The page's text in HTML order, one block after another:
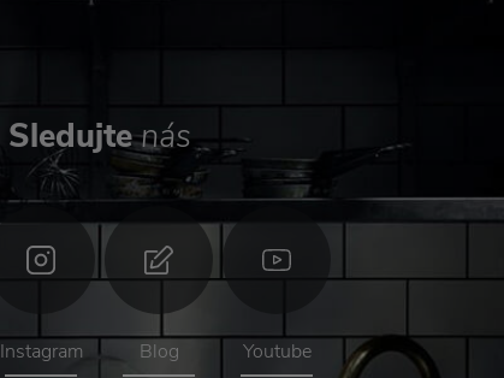
Sledujtenás
Instagram Blog Youtube